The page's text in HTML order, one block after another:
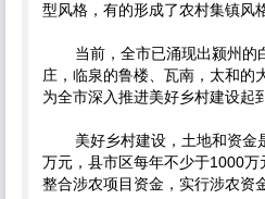
型风格，有的形成了农村集镇风
当前，全市已涌现出颍州
庄，临泉的鲁楼、瓦南，太和的
为全市深入推进美好乡村建设起
美好乡村建设，土地和资
万元，县市区每年不少于1000
整合涉农项目资金，实行涉农资